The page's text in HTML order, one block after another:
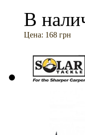
В
Цена: 168 грн